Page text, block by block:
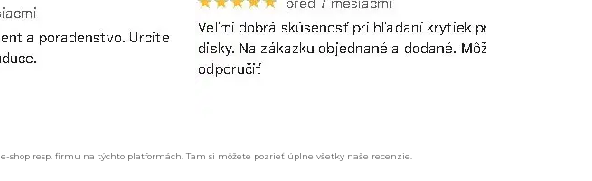
shop resp. firmu na týchto platformách. Tam si môžete pozrieť úplne všetky naše recenzie.